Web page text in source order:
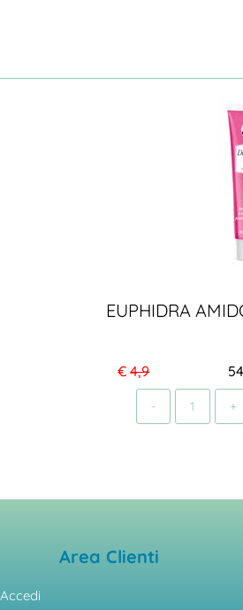
EUPHIDRA
€ 4,9
Area Clienti
Accedi